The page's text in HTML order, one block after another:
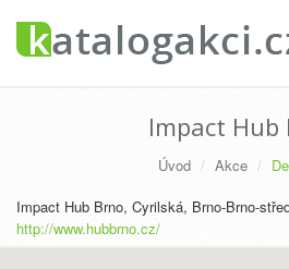
Impact Hub
Úvod Akce
Impact Hub Brno, Cyrilská, Brno-Brno-
http://www.hubbrno.cz/